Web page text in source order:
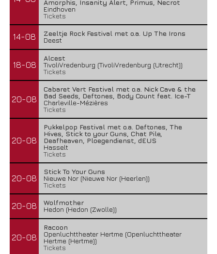
Amorphis, Insanity Alert, Primus, Necrot
Eindhoven
Tickets
14-08
Zeeltje Rock Festival met o.a. Up The Irons
Deest
18-08
Alcest
TivoliVredenburg (TivoliVredenburg (Utrecht))
Tickets
20-08
Cabaret Vert Festival met o.a. Nick Cave & the
Bad Seeds, Deftones, Body Count feat. Ice-T
Charleville-Mézières
Tickets
20-08
Pukkelpop Festival met o.a. Deftones, The
Hives, Stick to your Guns, Chat Pile,
Deafheaven, Ploegendienst, dEUS
Hasselt
Tickets
20-08
Stick To Your Guns
Nieuwe Nor (Nieuwe Nor (Heerlen))
Tickets
20-08
Wolfmother
Hedon (Hedon (Zwolle))
20-08
Racoon
Openluchttheater Hertme (Openluchttheater
Hertme (Hertme))
Tickets